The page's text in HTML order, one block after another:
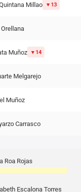
Millao 13
Muñoz 14
Melgarejo
Muñoz
Carrasco
Roa Rojas
Escalona Torres